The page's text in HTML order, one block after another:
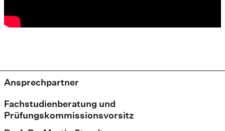
Ansprechpartner
Fachstudienberatung und
Prüfungskommissionsvorsitz